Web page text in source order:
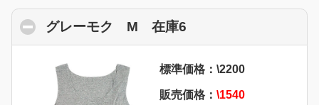
グレーモク M 在庫6
標準価格：\2200
販売価格： \1540